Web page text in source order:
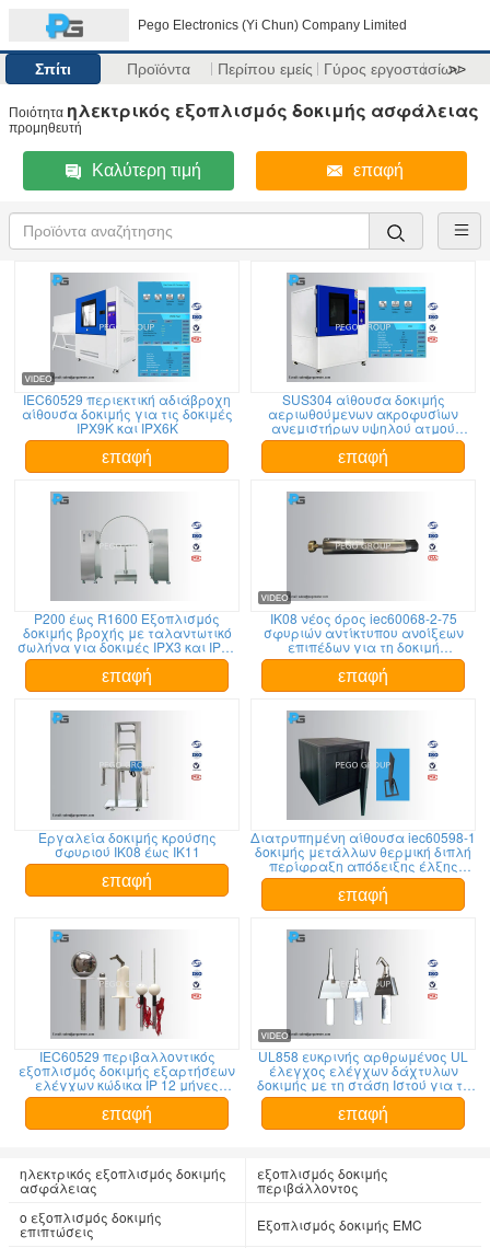
Pego Electronics (Yi Chun) Company Limited
Σπίτι Προϊόντα Περίπου εμείς Γύρος εργοστασίων
>>
Ποιότητα ηλεκτρικός εξοπλισμός δοκιμής ασφάλειας
προμηθευτή
Καλύτερη τιμή επαφή
IEC60529 περιεκτική αδιάβροχη
αίθουσα δοκιμής για τις δοκιμές
IPX9K και IPX6K
επαφή
SUS304 αίθουσα δοκιμής
αεριωθούμενων ακροφυσίων
ανεμιστήρων υψηλού ατμού
εξεταστικού εξοπλισμού PLC IP
επαφή
Ρ200 έως R1600 Εξοπλισμός
δοκιμής βροχής με ταλαντωτικό
σωλήνα για δοκιμές IPX3 και IPX4
για το περίβλημα του ηλεκτρικού
οχήματος
επαφή
IK08 νέος όρος iec60068-2-75
σφυριών αντίκτυπου ανοίξεων
επιπέδων για τη δοκιμή
αντίκτυπου 5J
επαφή
Εργαλεία δοκιμής κρούσης
σφυριού IK08 έως IK11
επαφή
Διατρυπημένη αίθουσα iec60598-1
δοκιμής μετάλλων θερμική διπλή
περίφραξη απόδειξης έλξης
στρώματος παραρτημάτων Δ
επαφή
IEC60529 περιβαλλοντικός
εξοπλισμός δοκιμής εξαρτήσεων
ελέγχων κώδικα IP 12 μήνες
εξουσιοδότησης
επαφή
UL858 ευκρινής αρθρωμένος UL
έλεγχος ελέγχων δάχτυλων
δοκιμής με τη στάση Ιστού για τη
δοκιμή δυνατότητας πρόσβασης
επαφή
ηλεκτρικός εξοπλισμός δοκιμής
ασφάλειας
εξοπλισμός δοκιμής
περιβάλλοντος
ο εξοπλισμός δοκιμής
επιπτώσεις Εξοπλισμός δοκιμής EMC